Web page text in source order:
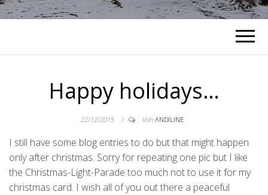
Happy holidays…
22/12/2015 1 Von ANDILINE
I still have some blog entries to do but that might happen
only after christmas. Sorry for repeating one pic but I like
the Christmas-Light-Parade too much not to use it for my
christmas card. I wish all of you out there a peaceful